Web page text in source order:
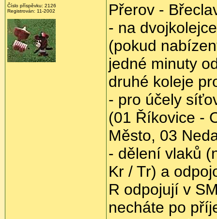
Číslo příspěvku: 2126
Registrován: 11-2002
Přerov -
- na
(pokud
jedné minuty
druhé koleje
- pro účely
(01 Říkovice -
Město, 03
- dělení vlaků
Kr / Tr) a
R odpojují v
necháte po